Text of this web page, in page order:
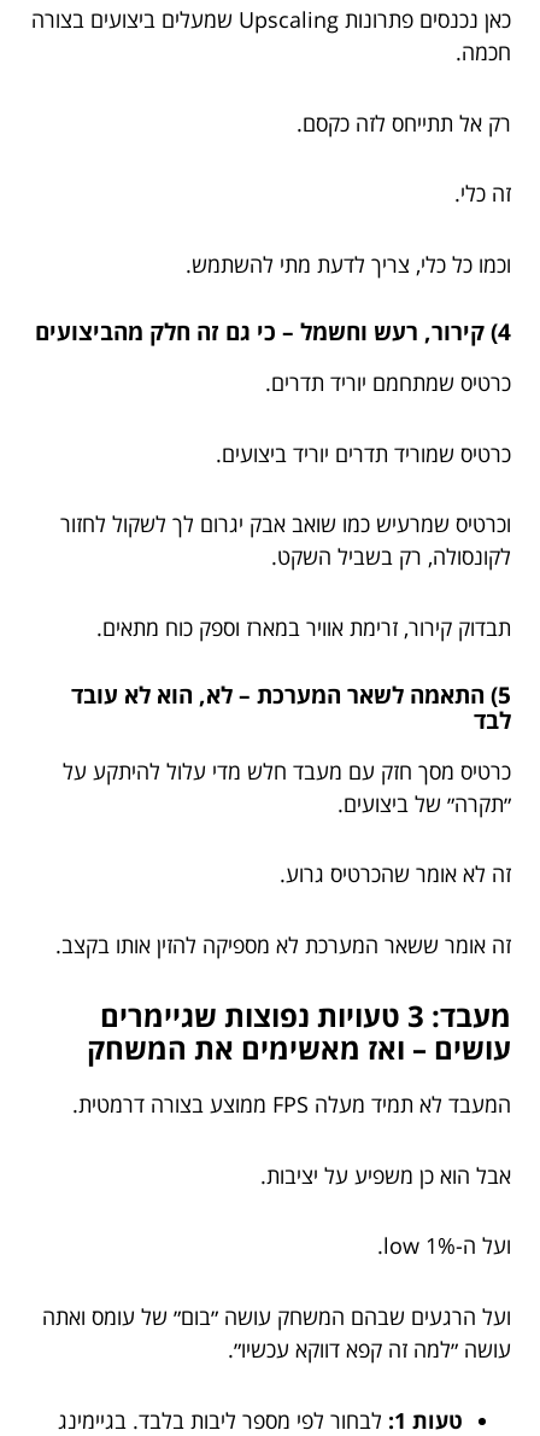
כאן נכנסים פתרונות Upscaling שמעלים ביצועים בצורה
חכמה.
רק אל תתייחס לזה כקסם.
זה כלי.
וכמו כל כלי, צריך לדעת מתי להשתמש.
4) קירור, רעש וחשמל – כי גם זה חלק מהביצועים
כרטיס שמתחמם יוריד תדרים.
כרטיס שמוריד תדרים יוריד ביצועים.
וכרטיס שמרעיש כמו שואב אבק יגרום לך לשקול לחזור
לקונסולה, רק בשביל השקט.
תבדוק קירור, זרימת אוויר במארז וספק כוח מתאים.
5) התאמה לשאר המערכת – לא, הוא לא עובד
לבד
כרטיס מסך חזק עם מעבד חלש מדי עלול להיתקע על
״תקרה״ של ביצועים.
זה לא אומר שהכרטיס גרוע.
זה אומר ששאר המערכת לא מספיקה להזין אותו בקצב.
מעבד: 3 טעויות נפוצות שגיימרים
עושים – ואז מאשימים את המשחק
המעבד לא תמיד מעלה FPS ממוצע בצורה דרמטית.
אבל הוא כן משפיע על יציבות.
ועל ה-1% low.
ועל הרגעים שבהם המשחק עושה ״בום״ של עומס ואתה
עושה ״למה זה קפא דווקא עכשיו״.
טעות 1:
לבחור לפי מספר ליבות בלבד. בגיימינג